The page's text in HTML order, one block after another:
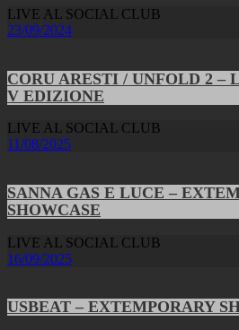
LIVE AL SOCIAL CLUB
23/09/2024
CORU ARESTI / UNFOLD 2 –
V EDIZIONE
LIVE AL SOCIAL CLUB
11/08/2025
SANNA GAS E LUCE –
SHOWCASE
LIVE AL SOCIAL CLUB
16/09/2025
USBEAT – EXTEMPORARY